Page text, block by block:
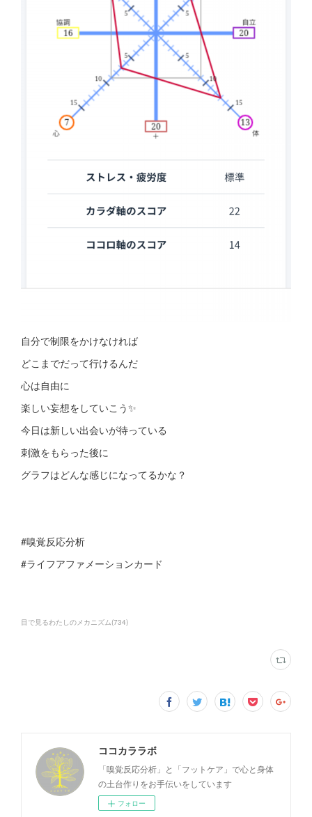
自分で制限をかけなければ
どこまでだって行けるんだ
心は自由に
楽しい妄想をしていこう✨
今日は新しい出会いが待っている
刺激をもらった後に
グラフはどんな感じになってるかな？
#嗅覚反応分析
#ライフアファメーションカード
目で見るわたしのメカニズム(734)
ココカララボ
「嗅覚反応分析」と「フットケア」で心と身体
の土台作りをお手伝いをしています
フォロー